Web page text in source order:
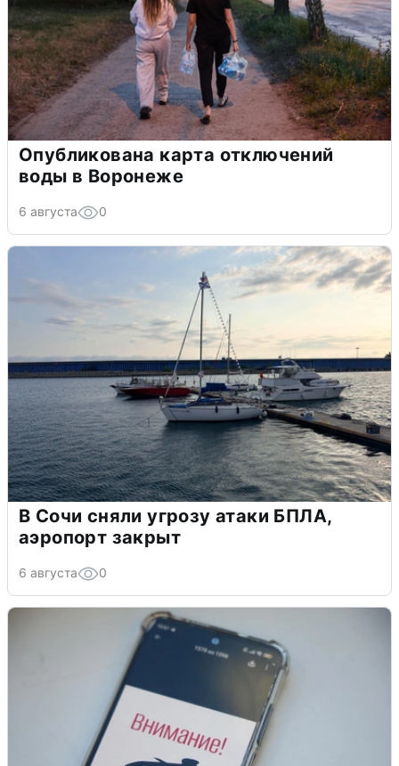
Опубликована карта отключений
воды в Воронеже
6 августа 0
В Сочи сняли угрозу атаки БПЛА,
аэропорт закрыт
6 августа 0